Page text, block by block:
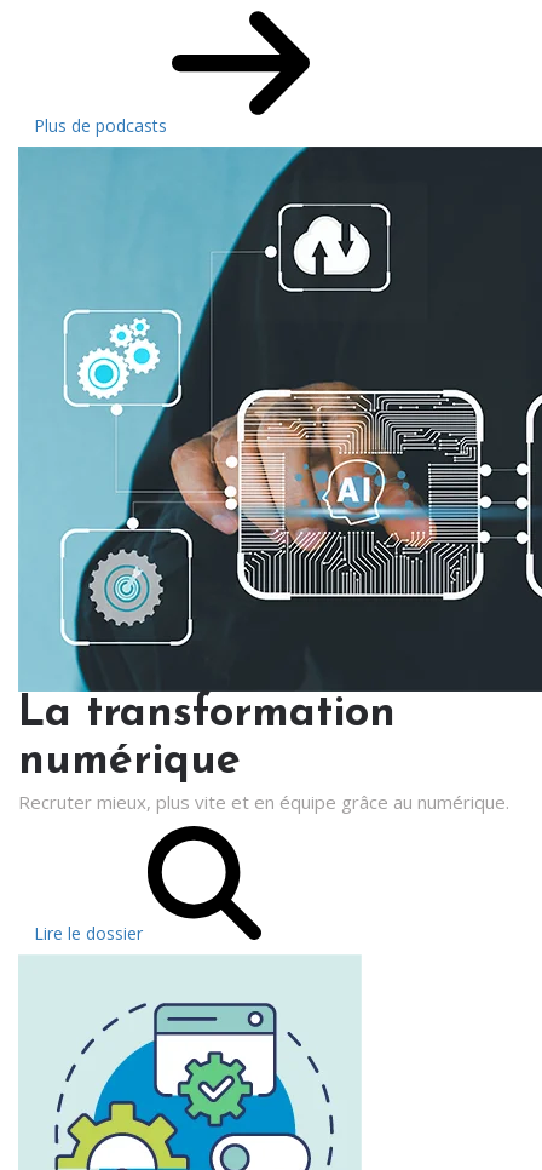
Plus de podcasts
La transformation
numérique
Recruter mieux, plus vite et en équipe grâce au numérique.
Lire le dossier